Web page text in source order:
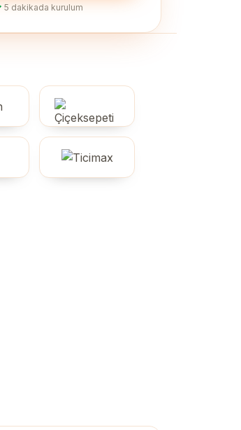
5 dakikada kurulum